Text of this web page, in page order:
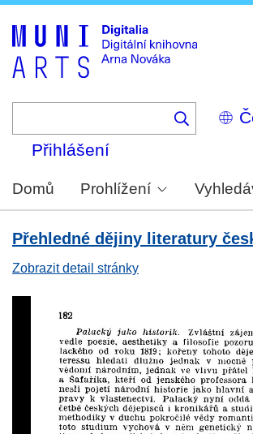
Select
your
Přihlášení
Domů Prohlížení
Přehledné dějiny literatury
Zobrazit detail stránky